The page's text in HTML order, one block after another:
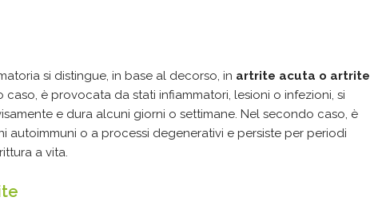
si distingue, in base al decorso, in artrite acuta o artrite
caso, è provocata da stati infiammatori, lesioni o infezioni, si
e dura alcuni giorni o settimane. Nel secondo caso, è
autoimmuni o a processi degenerativi e persiste per periodi
a vita.